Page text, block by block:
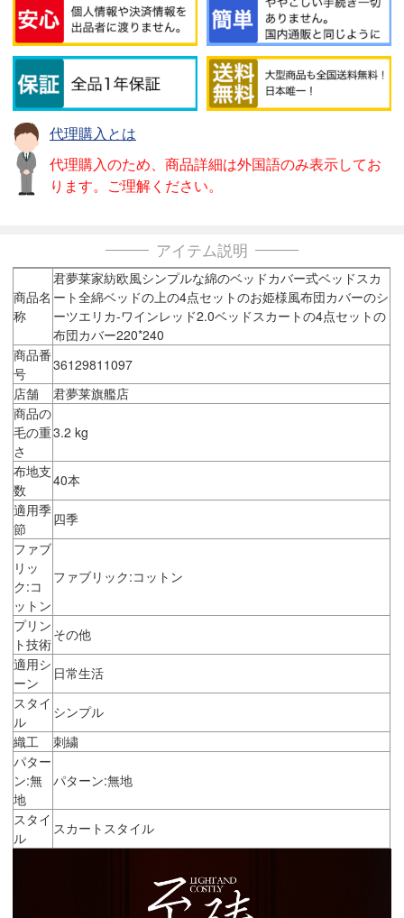
代理購入とは
代理購入のため、商品詳細は外国語のみ表示してお
ります。ご理解ください。
アイテム説明
商品名
称
君夢莱家紡欧風シンプルな綿のベッドカバー式ベッドスカ
ート全綿ベッドの上の4点セットのお姫様風布団カバーのシ
ーツエリカ-ワインレッド2.0ベッドスカートの4点セットの
布団カバー220*240
商品番
号
36129811097
店舗
君夢莱旗艦店
商品の
毛の重
さ
3.2 kg
布地支
数
40本
適用季
節
四季
ファブ
リッ
ク:コ
ットン
ファブリック:コットン
プリン
ト技術
その他
適用シ
ーン
日常生活
スタイ
ル
シンプル
織工
刺繍
パター
ン:無
地
パターン:無地
スタイ
ル
スカートスタイル